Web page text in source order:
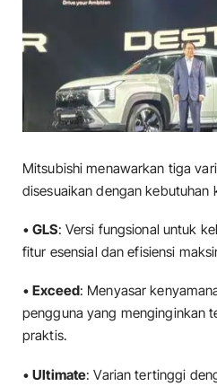
Mitsubishi menawarkan tiga
disesuaikan dengan kebutuhan
•GLS: Versi fungsional untuk
fitur esensial dan efisiensi
•Exceed: Menyasar
pengguna yang menginginkan
praktis.
•Ultimate: Varian tertinggi